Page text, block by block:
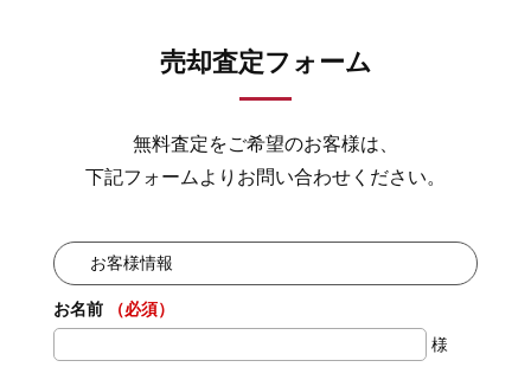
売却査定フォーム
無料査定をご希望のお客様は、
下記フォームよりお問い合わせください。
お客様情報
お名前
（必須）
様